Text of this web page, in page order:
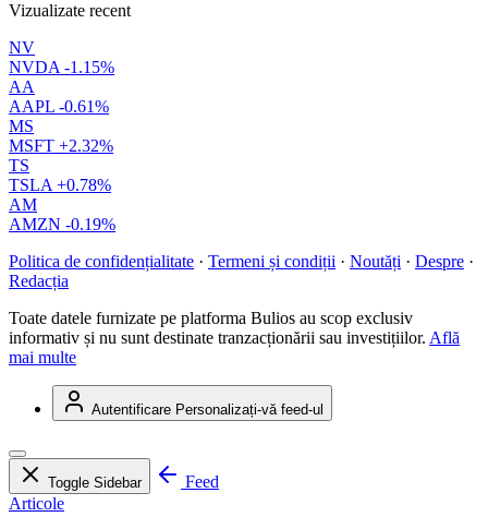
Vizualizate recent
NV
NVDA -1.15%
AA
AAPL -0.61%
MS
MSFT +2.32%
TS
TSLA +0.78%
AM
AMZN -0.19%
Politica de confidențialitate · Termeni și condiții · Noutăți · Despre ·
Redacția
Toate datele furnizate pe platforma Bulios au scop exclusiv
informativ și nu sunt destinate tranzacționării sau investițiilor. Află
mai multe
Autentificare Personalizați-vă feed-ul
Toggle Sidebar
Feed
Articole